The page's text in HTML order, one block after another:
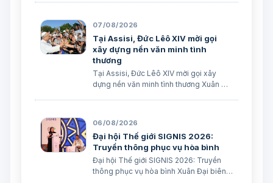
07/08/2026
Tại Assisi, Đức Lêô XIV mời gọi
xây dựng nền văn minh tình
thương
Tại Assisi, Đức Lêô XIV mời gọi xây
dựng nền văn minh tình thương Xuân Đại
06/08/2026
Đại hội Thế giới SIGNIS 2026:
Truyền thông phục vụ hòa bình
Đại hội Thế giới SIGNIS 2026: Truyền
thông phục vụ hòa bình Xuân Đại biên